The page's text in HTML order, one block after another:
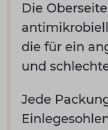
Die
die für ein
und
Jede